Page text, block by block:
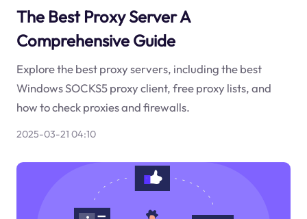
The Best Proxy Server A
Comprehensive Guide
Explore the best proxy servers, including the best
Windows SOCKS5 proxy client, free proxy lists, and
how to check proxies and firewalls.
2025-03-21 04:10